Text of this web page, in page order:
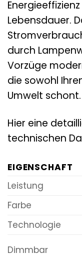
Lebensdauer.
durch
Vorzüge
die sowohl
Umwelt schont.
Hier eine
technischen
EIGENSCHAFT
Leistung
Farbe
Technologie
Dimmbar